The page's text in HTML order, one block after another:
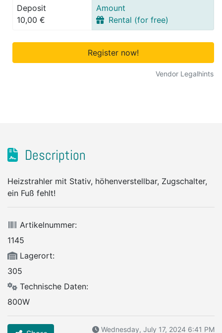
Deposit
10,00 €
Amount
Rental (for free)
Register now!
Vendor Legalhints
Description
Heizstrahler mit Stativ, höhenverstellbar, Zugschalter,
ein Fuß fehlt!
Artikelnummer:
1145
Lagerort:
305
Technische Daten:
800W
Wednesday, July 17, 2024 6:41 PM